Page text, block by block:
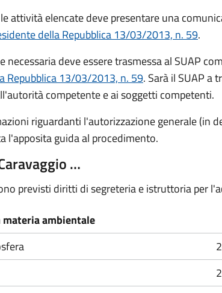
attività elencate deve presentare una
della Repubblica 13/03/2013, n. 59.
necessaria deve essere trasmessa al SUAP
Repubblica 13/03/2013, n. 59. Sarà il SUAP a
competente e ai soggetti competenti.
riguardanti l'autorizzazione generale (in
l'apposita guida al procedimento.
…
previsti diritti di segreteria e istruttoria per
ambientale